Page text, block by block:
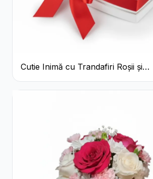
Cutie Inimă cu Trandafiri Roșii și
Bomboane Raffaello